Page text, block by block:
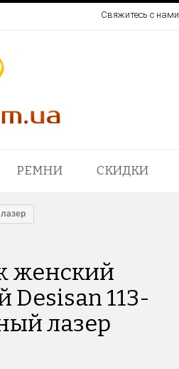
Свяжитесь с нами
РЕМНИ СКИДКИ
женский
113-
лазер